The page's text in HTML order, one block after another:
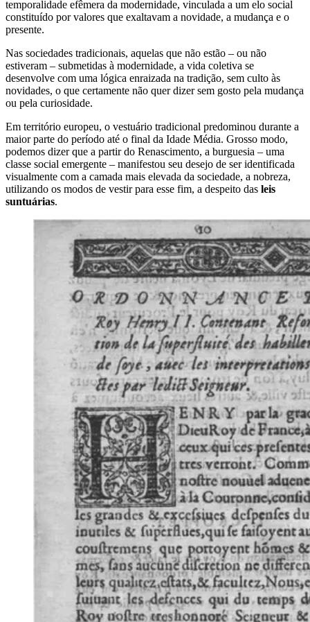
temporalidade efêmera da modernidade, vinculada a um elo social
constituído por valores que exaltavam a novidade, a mudança e o
presente.
Nas sociedades tradicionais, aquelas que não estão – ou não
estiveram – submetidas à modernidade, a vida coletiva se
desenvolve com uma lógica enraizada na tradição, sem culto às
novidades, o que certamente não quer dizer sem gosto pela mudança
ou pela curiosidade.
Em território europeu, o vestuário tradicional predominou durante a
maior parte do período até o final da Idade Média. Grosso modo,
podemos dizer que a partir do Renascimento, a burguesia – uma
classe social emergente – manifestou seu desejo de ser identificada
visualmente com a camada mais elevada da sociedade, a nobreza,
utilizando os modos de vestir para esse fim, a despeito das leis
suntuárias.